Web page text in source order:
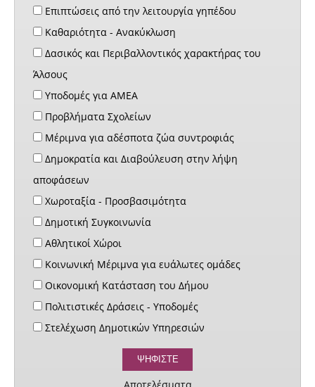
Επιπτώσεις από την λειτουργία γηπέδου
Καθαριότητα - Ανακύκλωση
Δασικός και Περιβαλλοντικός χαρακτήρας του
Άλσους
Υποδομές για ΑΜΕΑ
Προβλήματα Σχολείων
Μέριμνα για αδέσποτα ζώα συντροφιάς
Δημοκρατία και Διαβούλευση στην λήψη
αποφάσεων
Χωροταξία - Προσβασιμότητα
Δημοτική Συγκοινωνία
Αθλητικοί Χώροι
Κοινωνική Μέριμνα για ευάλωτες ομάδες
Οικονομική Κατάσταση του Δήμου
Πολιτιστικές Δράσεις - Υποδομές
Στελέχωση Δημοτικών Υπηρεσιών